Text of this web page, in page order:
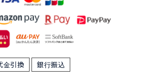
金引換 銀行振込